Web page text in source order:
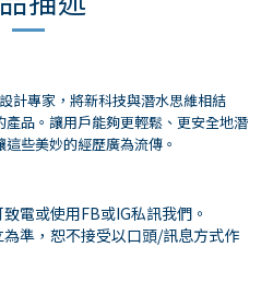
計專家，將新科技與潛水思維相結
品。讓用戶能夠更輕鬆、更安全地潛
些美妙的經歷廣為流傳。
電或使用FB或IG私訊我們。
準，恕不接受以口頭/訊息方式作